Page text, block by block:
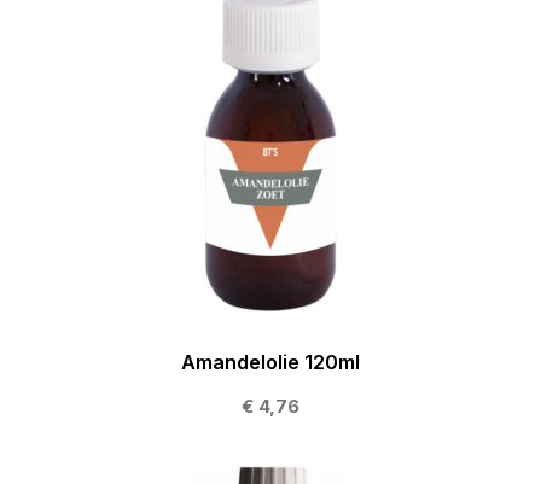
Amandelolie 120ml
€ 4,76